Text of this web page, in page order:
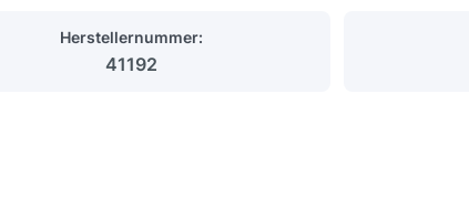
Herstellernummer:
41192